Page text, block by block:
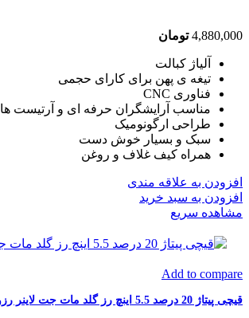
4,880,000 تومان
آلیاژ کبالت
تیغه ی پهن برای کارای حجمی
فناوری CNC
مناسب آرایشگران حرفه ای و آرتیست ها
طراحی ارگونومیک
سبک و بسیار خوش دست
همراه کیف غلاف و روغن
افزودن به علاقه مندی
افزودن به سبد خرید
مشاهده سریع
Add to compare
قیچی پیتاژ 20 درصد 5.5 اینچ رز گلد مات جت لاینر رزونال-matt rose gold